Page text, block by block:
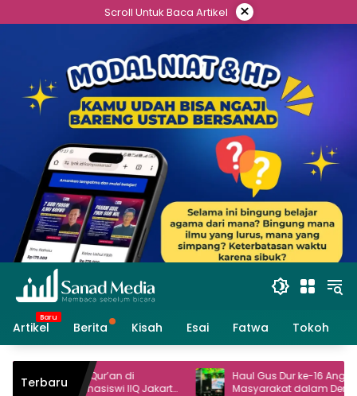
to
Scroll Untuk Baca Artikel ×
Artikel Berita Kisah Esai Fatwa Tokoh
Terbaru
di
IIQ Jakarta
Haul Gus Dur ke-16 Angkat Peran
Masyarakat dalam Demokrasi